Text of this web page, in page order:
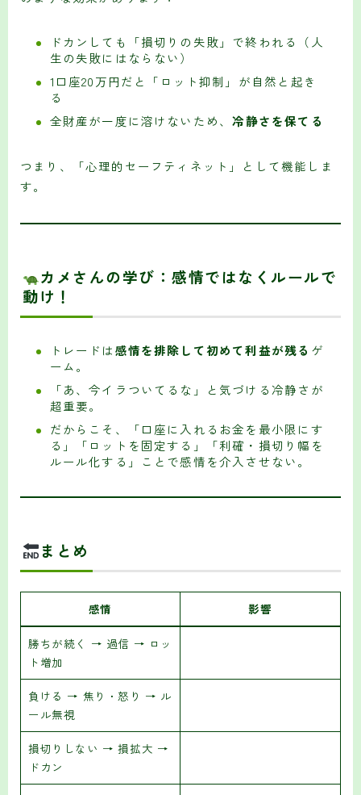
ドカンしても「損切りの失敗」で終われる（人
生の失敗にはならない）
1口座20万円だと「ロット抑制」が自然と起き
る
全財産が一度に溶けないため、冷静さを保てる
つまり、「心理的セーフティネット」として機能しま
す。
カメさんの学び：感情ではなくルールで
動け！
トレードは感情を排除して初めて利益が残る ゲ
ーム。
「あ、今イラついてるな」と気づける冷静さが
超重要。
だからこそ、「口座に入れるお金を最小限にす
る」「ロットを固定する」「利確・損切り幅を
ルール化する」ことで感情を介入させない。
まとめ
感情 影響
勝ちが続く → 過信 → ロッ
ト増加
負ける → 焦り・怒り → ル
ール無視
損切りしない → 損拡大 →
ドカン